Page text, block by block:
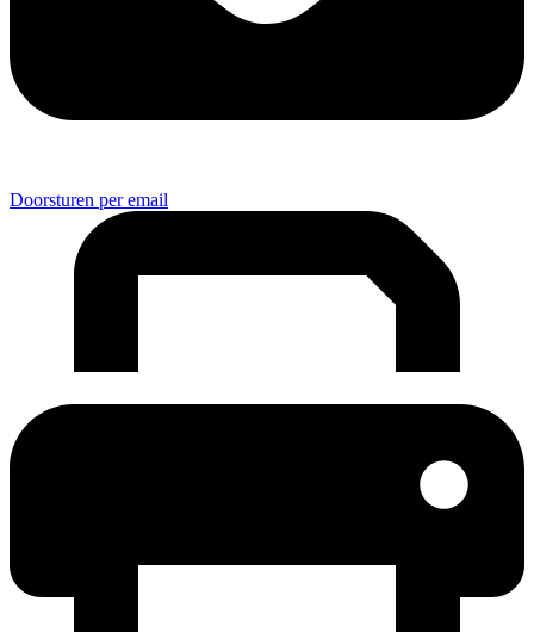
Doorsturen per email